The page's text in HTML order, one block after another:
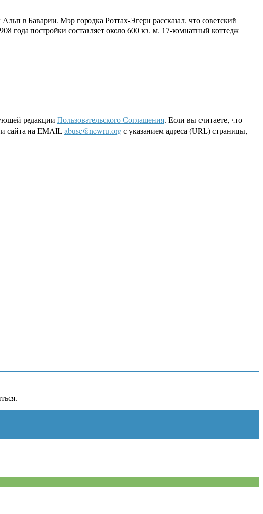
в Баварии. Мэр городка Роттах-Эгерн рассказал, что советский
года постройки составляет около 600 кв. м. 17-комнатный коттедж
редакции Пользовательского Соглашения. Если вы считаете, что
сайта на EMAILabuse@newru.orgс указанием адреса (URL) страницы,